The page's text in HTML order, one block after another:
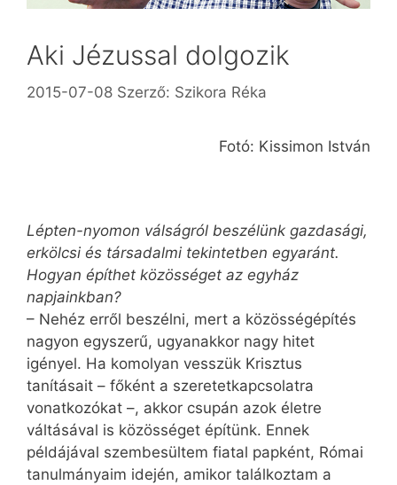
Aki Jézussal dolgozik
2015-07-08 Szerző: Szikora Réka
Fotó: Kissimon István
Lépten-nyomon válságról beszélünk gazdasági,
erkölcsi és társadalmi tekintetben egyaránt.
Hogyan építhet közösséget az egyház
napjainkban?
– Nehéz erről beszélni, mert a közösségépítés
nagyon egyszerű, ugyanakkor nagy hitet
igényel. Ha komolyan vesszük Krisztus
tanításait – főként a szeretetkapcsolatra
vonatkozókat –, akkor csupán azok életre
váltásával is közösséget építünk. Ennek
példájával szembesültem fiatal papként, Római
tanulmányaim idején, amikor találkoztam a